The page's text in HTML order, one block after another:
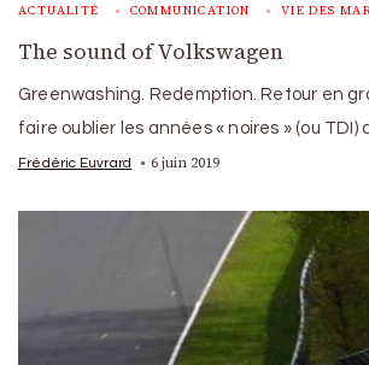
ACTUALITÉ COMMUNICATION VIE DES
The sound of Volkswagen
Greenwashing. Redemption. Retour en
faire oublier les années « noires » (ou TDI)
Frédéric Euvrard 6 juin 2019